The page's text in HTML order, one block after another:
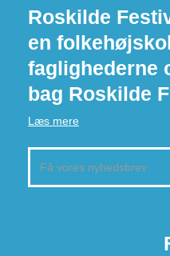
Roskilde
en
faglighederne
bag Roskilde
Læs mere